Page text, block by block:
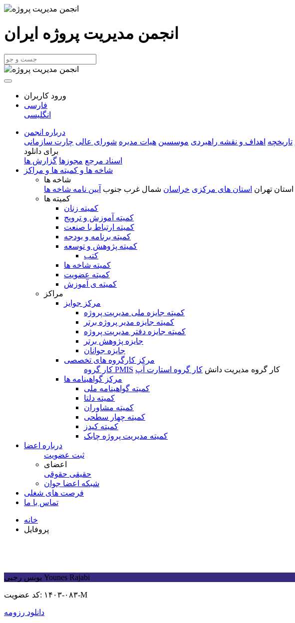
انجمن مدیریت پروژه ایران
ورود کاربران
فارسی
انگلیسی
درباره انجمن
تاریخچه اهداف و نقشه راهبردی موسسین هیات مدیره شورای عالی چارت سازمانی
برای دانلود
اسناد مرجع مجوزها گزارش ها
شاخه ها و کمیته ها و مراکز
شاخه ها
استان تهران استان های مرکزی خراسان شمال غرب جنوب آیین نامه شاخه ها
کمیته ها
کمیته زنان
کمیته آموزش و ترویج
کمیته ارتباط با صنعت
کمیته برنامه و بودجه
کمیته پژوهش و توسعه
کتب
کمیته شاخه ها
کمیته عضویت
کمیته ی آموزش
مراکز
مرکز جوایز
کمیته جایزه ملی مدیریت پروژه
کمیته جایزه مدیر پروژه برتر
کمیته جایزه دفتر مدیریت پروژه
جایزه پژوهش برتر
جایزه جوانان
مرکز کارگروه های تخصصی
کار گروه PMIS
کار گروه مدیریت دانش کار گروه استارت آپ
مرکز گواهینامه ها
کمیته گواهینامه ملی
کمیته دلتا
کمیته مشاوران
کمیته چهار سطحی
کمیته کیدز
کمیته مدیریت پروژه چابک
درباره اعضا
ثبت عضویت
اعضای
حقیقی حقوقی
شبكه اعضا جوان
فرصت های شغلی
تماس با ما
خانه
پروفایل
يونس رجبی Younes Rajabi
کد عضویت: ۱۴۰۳-۰۸۳-M
دانلود رزومه